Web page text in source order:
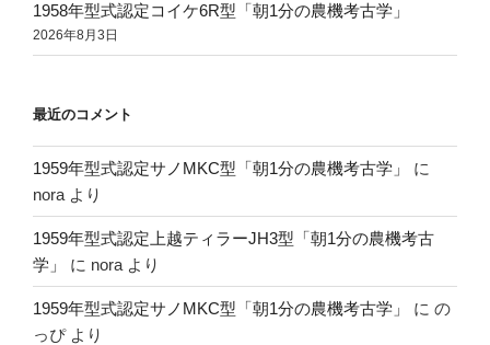
1958年型式認定コイケ6R型「朝1分の農機考古学」
2026年8月3日
最近のコメント
1959年型式認定サノMKC型「朝1分の農機考古学」
に
nora より
1959年型式認定上越ティラーJH3型「朝1分の農機考古
学」
に nora より
1959年型式認定サノMKC型「朝1分の農機考古学」 に の
っぴより